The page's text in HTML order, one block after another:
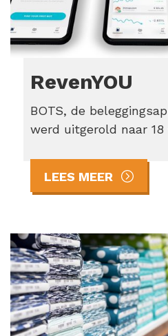
RevenYOU
BOTS, de
werd uitgerold naar
LEES MEER